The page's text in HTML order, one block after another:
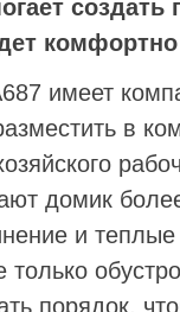
создать
имеет
в
домик
и
только
порядок,